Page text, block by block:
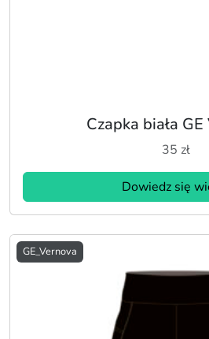
Czapka biała
35 zł
Dowiedz się
GE_Vernova